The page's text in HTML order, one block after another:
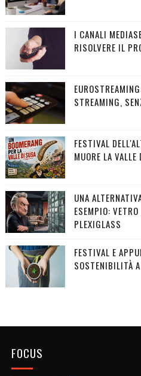
I CANALI
RISOLVERE IL
STREAMING,
FESTIVAL
MUORE LA
UNA
ESEMPIO:
PLEXIGLASS
FESTIVAL E
SOSTENIBILITÀ
FOCUS